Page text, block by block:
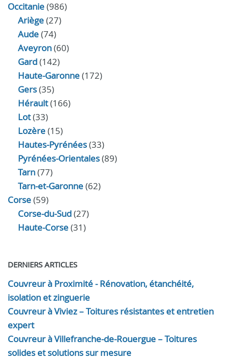
Occitanie(986)
Ariège(27)
Aude(74)
Aveyron(60)
Gard(142)
Haute-Garonne(172)
Gers(35)
Hérault(166)
Lot(33)
Lozère(15)
Hautes-Pyrénées(33)
Pyrénées-Orientales(89)
Tarn(77)
Tarn-et-Garonne(62)
Corse(59)
Corse-du-Sud(27)
Haute-Corse(31)
DERNIERS ARTICLES
Couvreur à Proximité - Rénovation, étanchéité,
isolation et zinguerie
Couvreur à Viviez – Toitures résistantes et entretien
expert
Couvreur à Villefranche-de-Rouergue – Toitures
solides et solutions sur mesure